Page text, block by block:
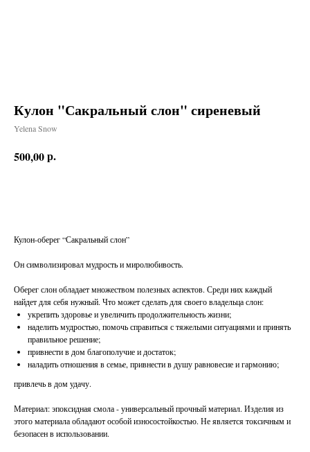
Кулон "Сакральный слон" сиреневый
Yelena Snow
500,00р.
Кулон-оберег “Сакральный слон”
Он символизировал мудрость и миролюбивость.
Оберег слон обладает множеством полезных аспектов. Среди них каждый
найдет для себя нужный. Что может сделать для своего владельца слон:
укрепить здоровье и увеличить продолжительность жизни;
наделить мудростью, помочь справиться с тяжелыми ситуациями и принять
правильное решение;
привнести в дом благополучие и достаток;
наладить отношения в семье, привнести в душу равновесие и гармонию;
привлечь в дом удачу.
Материал: эпоксидная смола - универсальный прочный материал. Изделия из
этого материала обладают особой износостойкостью. Не является токсичным и
безопасен в использовании.